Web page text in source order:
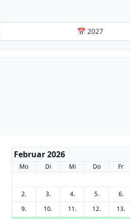
📅 2027
Februar 2026
Mo Di Mi Do Fr
2.
3. 4. 5. 6.
9.
10. 11. 12. 13.